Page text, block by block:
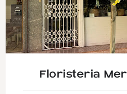
Floristeria